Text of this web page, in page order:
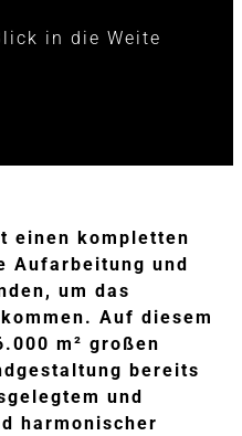
in die Weite
einen kompletten
Aufarbeitung und
um das
Auf diesem
m² großen
bereits
und
harmonischer